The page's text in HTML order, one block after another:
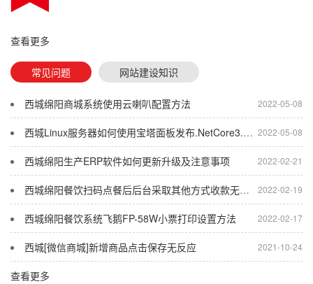
查看更多
常见问题 网站建设知识
2022-05-08
西城绵阳商城系统使用云喇叭配置方法
2022-05-08
西城Linux服务器如何使用宝塔面板发布.NetCore3.1程序
2022-02-21
西城绵阳生产ERP软件如何更新升级及注意事项
2022-02-19
西城绵阳餐饮扫码点餐后后台采取其他方式收款无反应
2022-02-17
西城绵阳餐饮系统飞鹅FP-58W小票打印设置方法
2021-10-24
西城[微信商城]新增商品点击保存无反应
查看更多